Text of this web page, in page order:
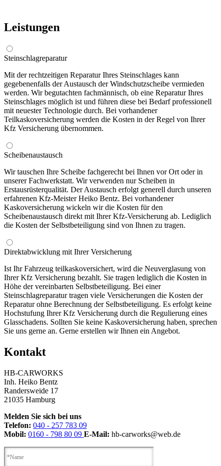
Leistungen
Steinschlagreparatur
Mit der rechtzeitigen Reparatur Ihres Steinschlages kann
gegebenenfalls der Austausch der Windschutzscheibe vermieden
werden. Wir begutachten fachmännisch, ob eine Reparatur Ihres
Steinschlages möglich ist und führen diese bei Bedarf professionell
mit neuester Technologie durch. Bei vorhandener
Teilkaskoversicherung werden die Kosten in der Regel von Ihrer
Kfz Versicherung übernommen.
Scheibenaustausch
Wir tauschen Ihre Scheibe fachgerecht bei Ihnen vor Ort oder in
unserer Fachwerkstatt. Wir verwenden nur Scheiben in
Erstausrüsterqualität. Der Austausch erfolgt generell durch unseren
erfahrenen Kfz-Meister Heiko Bentz. Bei vorhandener
Kaskoversicherung wickeln wir die Kosten für den
Scheibenaustausch direkt mit Ihrer Kfz-Versicherung ab. Lediglich
die Kosten der Selbstbeteiligung sind von Ihnen zu tragen.
Direktabwicklung mit Ihrer Versicherung
Ist Ihr Fahrzeug teilkaskoversichert, wird die Neuverglasung von
Ihrer Kfz Versicherung bezahlt. Sie tragen lediglich die Kosten in
Höhe der vereinbarten Selbstbeteiligung. Bei einer
Steinschlagreparatur tragen viele Versicherungen die Kosten der
Reparatur ohne Berechnung der Selbstbeteiligung. Es erfolgt keine
Hochstufung Ihrer Kfz Versicherung durch die Regulierung eines
Glasschadens. Sollten Sie keine Kaskoversicherung haben, sprechen
Sie uns gerne an. Gerne erstellen wir Ihnen ein Angebot.
Kontakt
HB-CARWORKS
Inh. Heiko Bentz
Randersweide 17
21035 Hamburg
Melden Sie sich bei uns
Telefon: 040 - 257 783 09
Mobil: 0160 - 798 80 09 E-Mail: hb-carworks@web.de